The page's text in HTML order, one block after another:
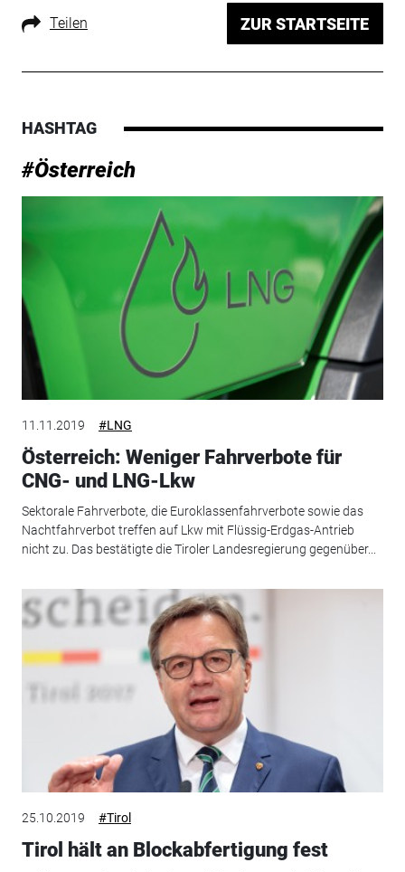
Teilen ZUR STARTSEITE
HASHTAG
#Österreich
11.11.2019 #LNG
Österreich: Weniger Fahrverbote für
CNG- und LNG-Lkw
Sektorale Fahrverbote, die Euroklassenfahrverbote sowie das
Nachtfahrverbot treffen auf Lkw mit Flüssig-Erdgas-Antrieb
nicht zu. Das bestätigte die Tiroler Landesregierung gegenüber...
25.10.2019 #Tirol
Tirol hält an Blockabfertigung fest